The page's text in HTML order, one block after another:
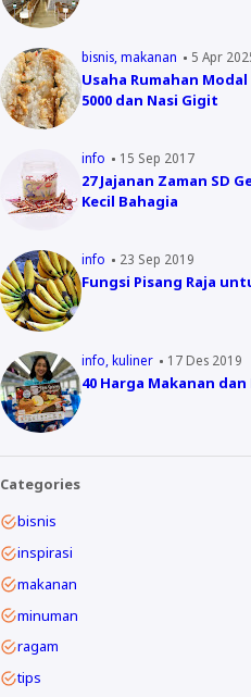
bisnis makanan 5 Apr
Usaha Rumahan
5000 dan Nasi Gigit
info 15 Sep 2017
27 Jajanan Zaman SD
Kecil Bahagia
info 23 Sep 2019
Fungsi Pisang Raja
info kuliner 17 Des 2019
40 Harga Makanan
Categories
bisnis
inspirasi
makanan
minuman
ragam
tips